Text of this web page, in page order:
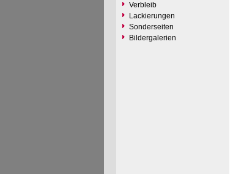
Verbleib
Lackierungen
Sonderseiten
Bildergalerien